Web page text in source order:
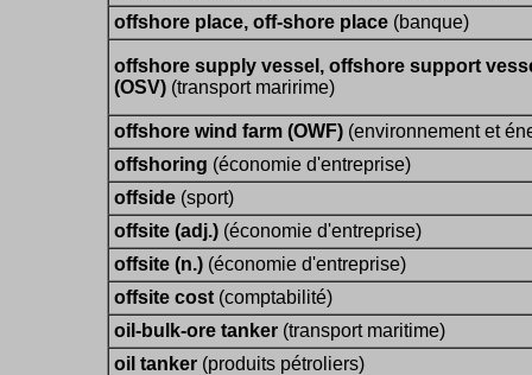
offshore place, off-shore place (banque)
offshore supply vessel, offshore support
(OSV) (transport maririme)
offshore wind farm (OWF) (environnement et
offshoring (économie d'entreprise)
offside (sport)
offsite (adj.) (économie d'entreprise)
offsite (n.) (économie d'entreprise)
offsite cost (comptabilité)
oil-bulk-ore tanker (transport maritime)
oil tanker (produits pétroliers)